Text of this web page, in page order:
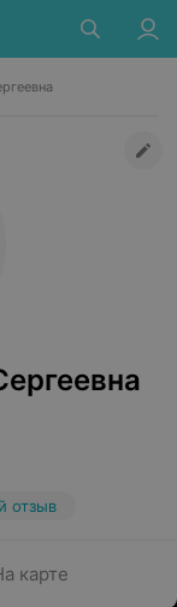
отзыв
карте